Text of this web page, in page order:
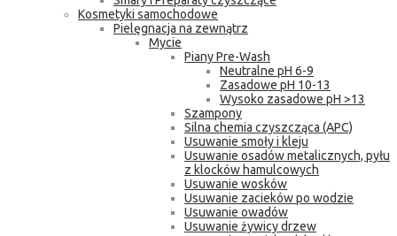
Kosmetyki samochodowe
Pielęgnacja na zewnątrz
Mycie
Piany Pre-Wash
Neutralne pH 6-9
Zasadowe pH 10-13
Wysoko zasadowe pH >13
Szampony
Silna chemia czyszcząca (APC)
Usuwanie smoły i kleju
Usuwanie osadów metalicznych, pyłu
z klocków hamulcowych
Usuwanie wosków
Usuwanie zacieków po wodzie
Usuwanie owadów
Usuwanie żywicy drzew